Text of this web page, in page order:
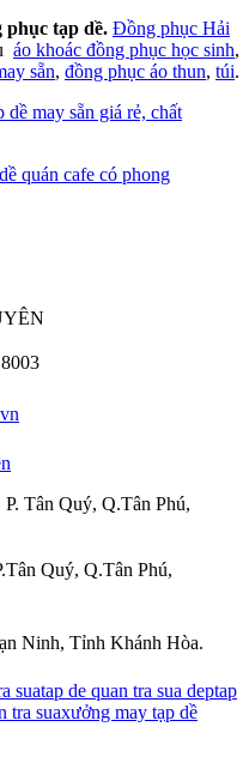
phục tạp dề. Đồng phục Hải
áo khoác đồng phục học sinh,
sẵn, đồng phục áo thun, túi.
may sẵn giá rẻ, chất
quán cafe có phong
Tân Quý, Q.Tân Phú,
Quý, Q.Tân Phú,
Ninh, Tỉnh Khánh Hòa.
suatap de quan tra sua deptap
tra suaxưởng may tạp dề